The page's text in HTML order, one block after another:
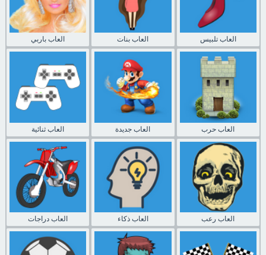
العاب باربي العاب بنات العاب تلبيس
العاب ثنائية العاب جديدة العاب حرب
العاب دراجات العاب ذكاء العاب رعب